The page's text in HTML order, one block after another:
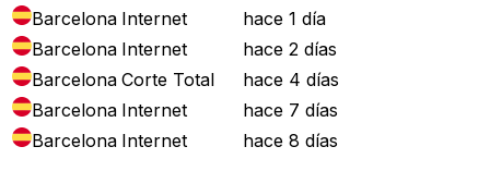
Barcelona Internet
hace 1 día
Barcelona Internet
hace 2 días
Barcelona Corte Total
hace 4 días
Barcelona Internet
hace 7 días
Barcelona Internet hace 8 días